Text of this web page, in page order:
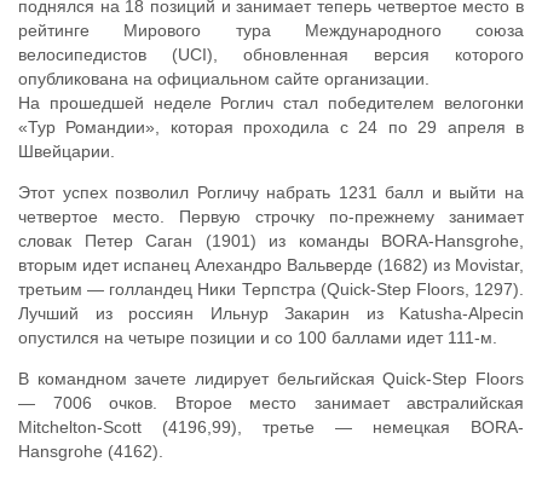
поднялся на 18 позиций и занимает теперь четвертое место в
рейтинге Мирового тура Международного союза
велосипедистов (UCI), обновленная версия которого
опубликована на официальном сайте организации.
На прошедшей неделе Роглич стал победителем велогонки
«Тур Романдии», которая проходила с 24 по 29 апреля в
Швейцарии.
Этот успех позволил Рогличу набрать 1231 балл и выйти на
четвертое место. Первую строчку по-прежнему занимает
словак Петер Саган (1901) из команды BORA-Hansgrohe,
вторым идет испанец Алехандро Вальверде (1682) из Movistar,
третьим — голландец Ники Терпстра (Quick-Step Floors, 1297).
Лучший из россиян Ильнур Закарин из Katusha-Alpecin
опустился на четыре позиции и со 100 баллами идет 111-м.
В командном зачете лидирует бельгийская Quick-Step Floors
— 7006 очков. Второе место занимает австралийская
Mitchelton-Scott (4196,99), третье — немецкая BORA-
Hansgrohe (4162).